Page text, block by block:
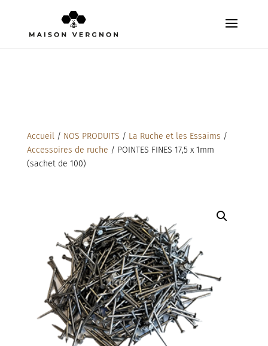
Accueil/ NOS PRODUITS / La Ruche et les Essaims /
Accessoires de ruche / POINTES FINES 17,5 x 1mm
(sachet de 100)